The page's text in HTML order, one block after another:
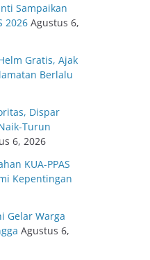
Sampaikan
2026 Agustus 6,
Gratis, Ajak
Berlalu
Dispar
Turun
6, 2026
KUA-PPAS
Kepentingan
Gelar Warga
Agustus 6,